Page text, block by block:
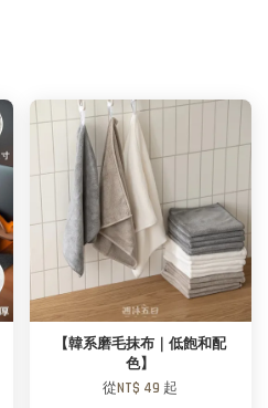
【韓系磨毛抹布｜低飽和配
色】
從NT$ 49 起